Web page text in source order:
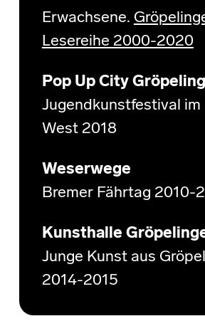
Erwachsene.
Lesereihe 2000-2020
Pop Up City
Jugendkunstfestival im
West 2018
Weserwege
Bremer Fährtag 2010-
Kunsthalle
Junge Kunst aus
2014-2015